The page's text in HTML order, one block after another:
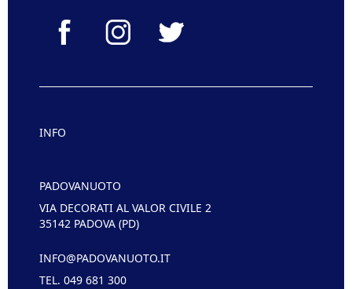
INFO
PADOVANUOTO
VIA DECORATI AL VALOR CIVILE 2
35142 PADOVA (PD)
INFO@PADOVANUOTO.IT
TEL. 049 681 300